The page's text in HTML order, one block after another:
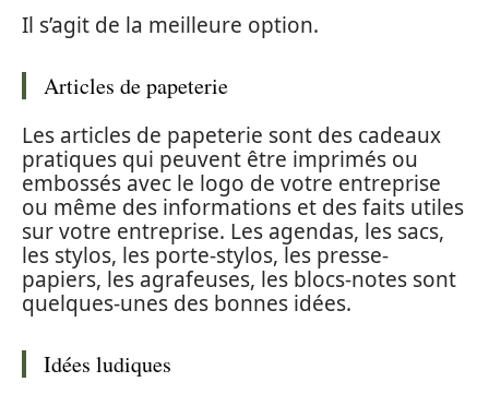
Il s’agit de la meilleure option.
Articles de papeterie
Les articles de papeterie sont des cadeaux
pratiques qui peuvent être imprimés ou
embossés avec le logo de votre entreprise
ou même des informations et des faits utiles
sur votre entreprise. Les agendas, les sacs,
les stylos, les porte-stylos, les presse-
papiers, les agrafeuses, les blocs-notes sont
quelques-unes des bonnes idées.
Idées ludiques